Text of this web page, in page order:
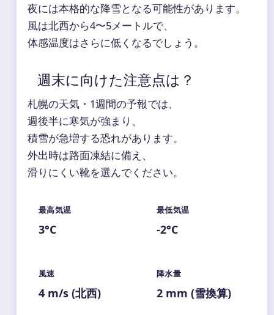
夜には本格的な降雪となる可能性があります。
風は北西から4〜5メートルで、
体感温度はさらに低くなるでしょう。
週末に向けた注意点は？
札幌の天気・1週間の予報では、
週後半に寒気が強まり、
積雪が急増する恐れがあります。
外出時は路面凍結に備え、
滑りにくい靴を選んでください。
最高気温
3°C
最低気温
-2°C
風速
4 m/s (北西)
降水量
2 mm (雪換算)